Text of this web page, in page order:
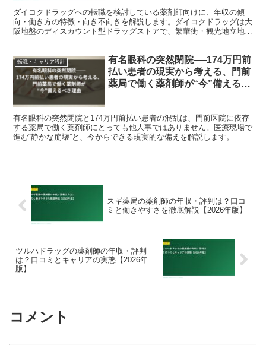
ダイコクドラッグへの転職を検討している薬剤師向けに、年収の傾
向・働き方の特徴・向き不向きを解説します。ダイコクドラッグは大
阪地盤のディスカウント型ドラッグストアで、繁華街・観光地立地と
転職・キャリア設計
有名眼科の突然閉院──174万円前
払い患者の現実から考える、門前
薬局で働く薬剤師が“今”備えるべ
有名眼科の突然閉院と174万円前払い患者の混乱は、門前医院に依存
する薬局で働く薬剤師にとっても他人事ではありません。医療現場で
進む“静かな崩壊”と、今からできる現実的な備えを解説します。
スギ薬局の薬剤師の年収・評判は？口コ
ミと働きやすさを徹底解説【2026年版】
ツルハドラッグの薬剤師の年収・評判
は？口コミとキャリアの実態【2026年
版】
コメント